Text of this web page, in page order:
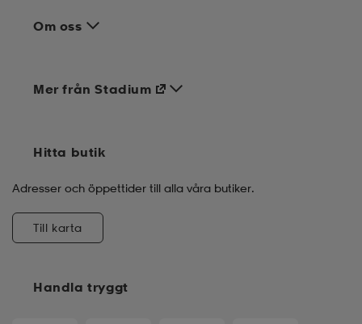
Om oss
Handla tryggt
Mer från Stadium
Hitta butik
Adresser och öppettider till alla våra butiker.
Till karta